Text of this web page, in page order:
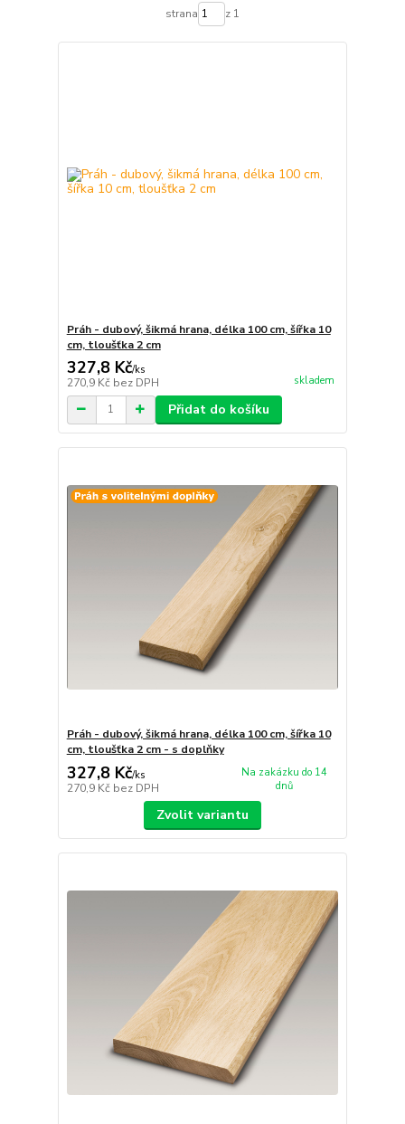
strana z 1
Práh - dubový, šikmá hrana, délka 100 cm, šířka 10
cm, tloušťka 2 cm
327,8 Kč/ks
270,9 Kč bez DPH skladem
Přidat do košíku
Práh - dubový, šikmá hrana, délka 100 cm, šířka 10
cm, tloušťka 2 cm - s doplňky
327,8 Kč/ks
270,9 Kč bez DPH
Na zakázku do 14
dnů
Zvolit variantu